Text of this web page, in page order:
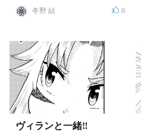
お前ら骨が溶けるけど？
冬野 結 0
ヴィランと一緒‼